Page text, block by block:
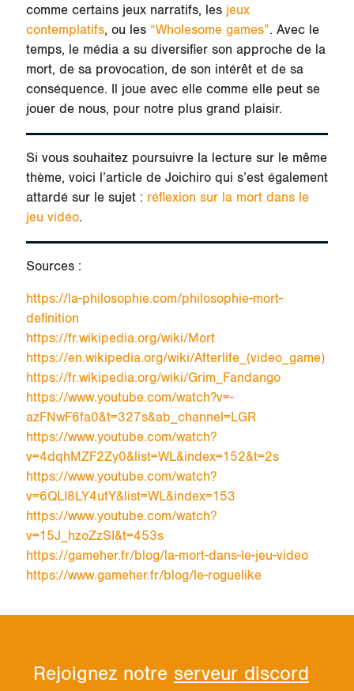
comme certains jeux narratifs, les jeux
contemplatifs, ou les “Wholesome games”. Avec le
temps, le média a su diversifier son approche de la
mort, de sa provocation, de son intérêt et de sa
conséquence. Il joue avec elle comme elle peut se
jouer de nous, pour notre plus grand plaisir.
Si vous souhaitez poursuivre la lecture sur le même
thème, voici l’article de Joichiro qui s’est également
attardé sur le sujet : réflexion sur la mort dans le
jeu vidéo.
Sources :
https://la-philosophie.com/philosophie-mort-
definition
https://fr.wikipedia.org/wiki/Mort
https://en.wikipedia.org/wiki/Afterlife_(video_game)
https://fr.wikipedia.org/wiki/Grim_Fandango
https://www.youtube.com/watch?v=-
azFNwF6fa0&t=327s&ab_channel=LGR
https://www.youtube.com/watch?
v=4dqhMZF2Zy0&list=WL&index=152&t=2s
https://www.youtube.com/watch?
v=6QLI8LY4utY&list=WL&index=153
https://www.youtube.com/watch?
v=15J_hzoZzSI&t=453s
https://gameher.fr/blog/la-mort-dans-le-jeu-video
https://www.gameher.fr/blog/le-roguelike
Rejoignez notre serveur discord